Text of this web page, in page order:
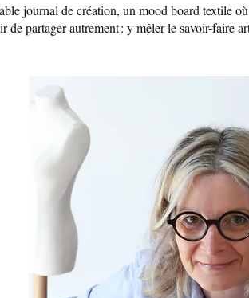
journal de création, un mood board textile
partager autrement : y mêler le savoir-faire